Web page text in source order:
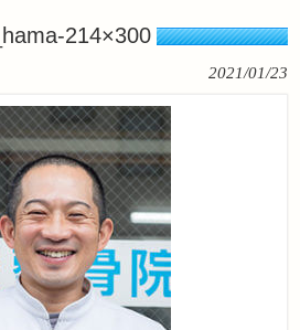
214×300
2021/01/23